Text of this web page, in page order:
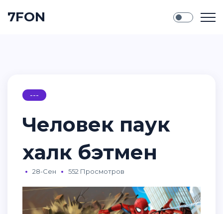
7FON
---
Человек паук
халк бэтмен
28-Сен 552 Просмотров